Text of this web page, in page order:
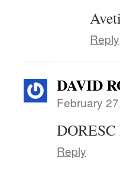
Reply
DAVID
February
Reply